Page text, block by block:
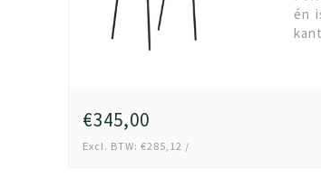
én
€345,00
Excl. BTW: €285,12 /